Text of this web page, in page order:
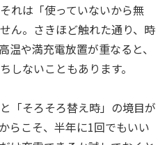
れは「使っていないから無
ん。さきほど触れた通り、時
温や満充電放置が重なると、
しないこともあります。
「そろそろ替え時」の境目が
らこそ、半年に1回でもいい